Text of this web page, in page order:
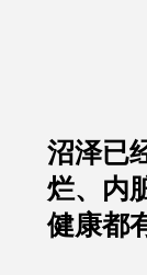
沼泽已
烂、内
健康都